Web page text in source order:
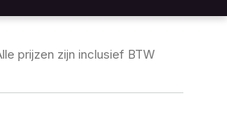
prijzen zijn inclusief BTW